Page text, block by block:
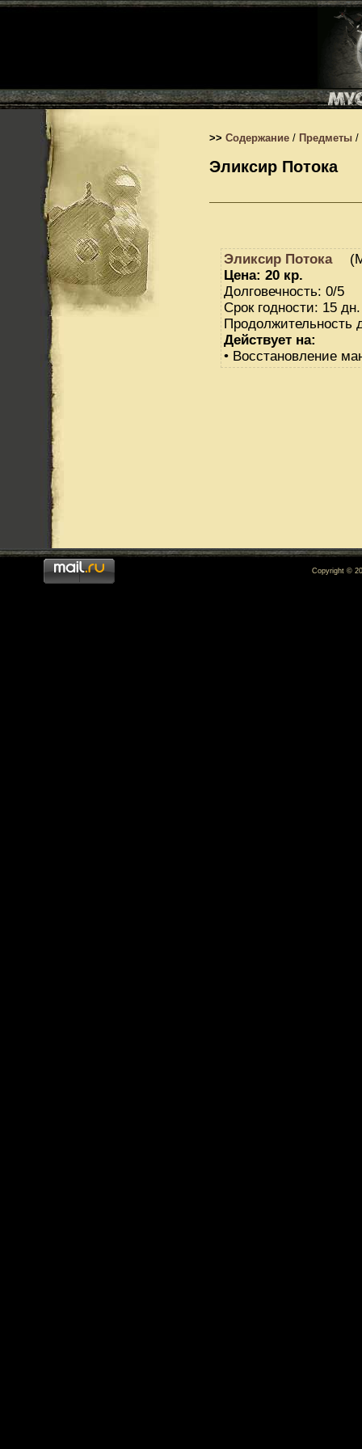
>> Содержание / Предметы /
Эликсир Потока
Эликсир Потока
Цена: 20 кр.
Долговечность: 0/5
Срок годности: 15 дн.
Продолжительность
Действует на:
• Восстановление
Copyright ©